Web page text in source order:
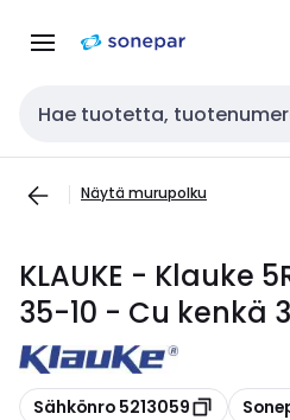
navigointiinsisältöön
Haku
Näytä murupolku
KLAUKE - Klauke
35-10 - Cu kenkä
Kopioi
Sähkönro 5213059 Kopioi